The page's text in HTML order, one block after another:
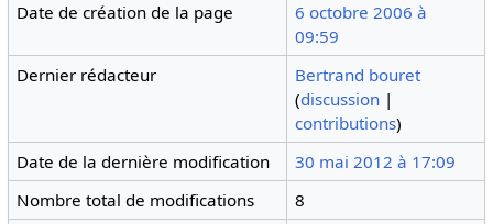
Date de création de la page
6 octobre 2006 à
09:59
Dernier rédacteur
Bertrand bouret
(discussion |
contributions)
Date de la dernière modification
30 mai 2012 à 17:09
Nombre total de modifications
8